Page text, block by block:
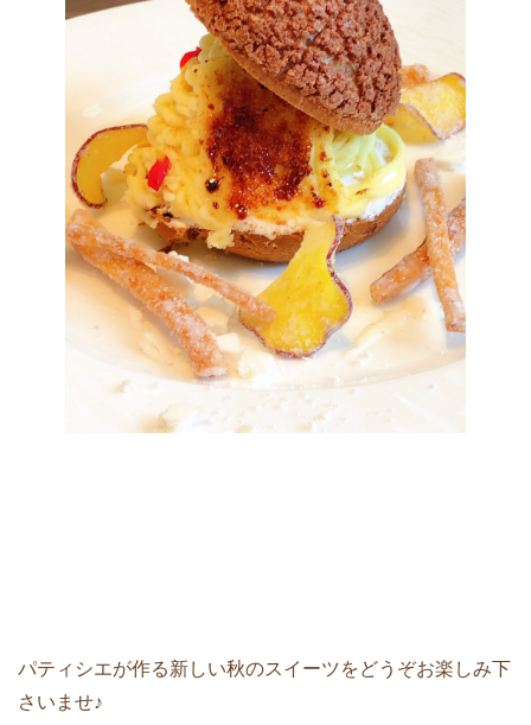
パティシエが作る新しい秋のスイーツをどうぞお楽しみ下
さいませ♪